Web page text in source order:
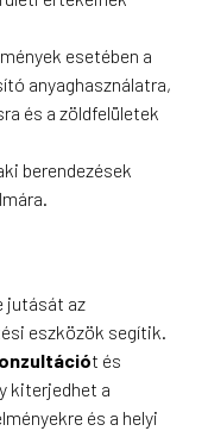
esetében a
anyaghasználatra,
és a zöldfelületek
berendezések
jutását az
eszközök segítik.
t és
kiterjedhet a
és a helyi